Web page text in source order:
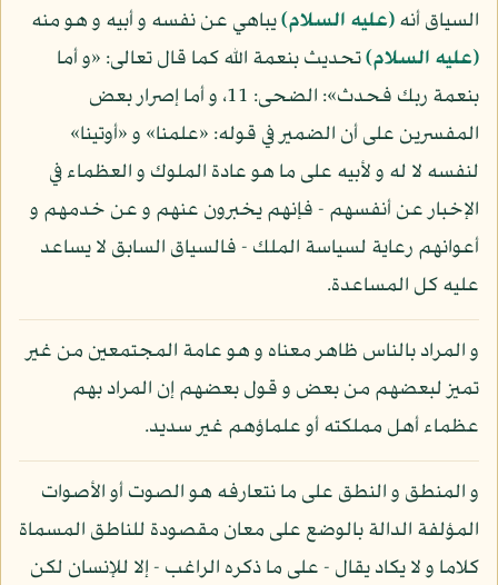
السياق أنه(عليه السلام)يباهي عن نفسه و أبيه و هو منه
(عليه السلام)تحديث بنعمة الله كما قال تعالى: «و أما
بنعمة ربك فحدث»: الضحى: 11، و أما إصرار بعض
المفسرين على أن الضمير في قوله: «علمنا» و «أوتينا»
لنفسه لا له و لأبيه على ما هو عادة الملوك و العظماء في
الإخبار عن أنفسهم - فإنهم يخبرون عنهم و عن خدمهم و
أعوانهم رعاية لسياسة الملك - فالسياق السابق لا يساعد
عليه كل المساعدة.
و المراد بالناس ظاهر معناه و هو عامة المجتمعين من غير
تميز لبعضهم من بعض و قول بعضهم إن المراد بهم
عظماء أهل مملكته أو علماؤهم غير سديد.
و المنطق و النطق على ما نتعارفه هو الصوت أو الأصوات
المؤلفة الدالة بالوضع على معان مقصودة للناطق المسماة
كلاما و لا يكاد يقال - على ما ذكره الراغب - إلا للإنسان لكن